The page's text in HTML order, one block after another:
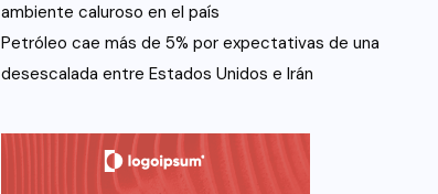
ambiente caluroso en el país
Petróleo cae más de 5% por expectativas de una
desescalada entre Estados Unidos e Irán